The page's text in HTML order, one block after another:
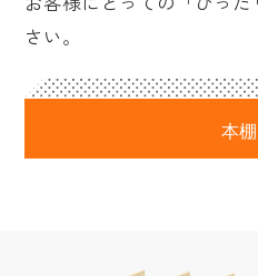
さい。
本棚